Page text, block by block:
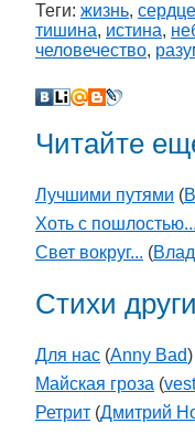
Теги: жизнь, сердце
тишина, истина,
человечество,
Читайте
Лучшими путями (
Хоть с пошлостью...
Свет вокруг... (
Стихи
Для нас (Anny Bad)
Майская гроза (
Ретрит (Дмитрий